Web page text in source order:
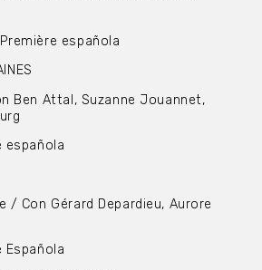
española
Ben Attal, Suzanne Jouannet,
española
/ Con Gérard Depardieu, Aurore
Española